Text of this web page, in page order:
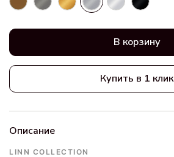
В корзину
Купить в 1 клик
Описание
LINN COLLECTION